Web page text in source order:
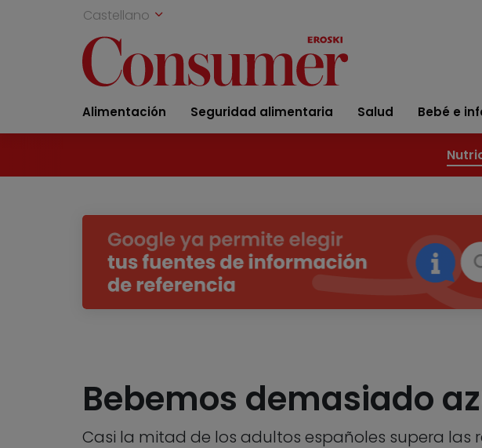
Castellano
Alimentación Seguridad alimentaria Salud Bebé e
Bebemos demasiado
Casi la mitad de los adultos españoles supera